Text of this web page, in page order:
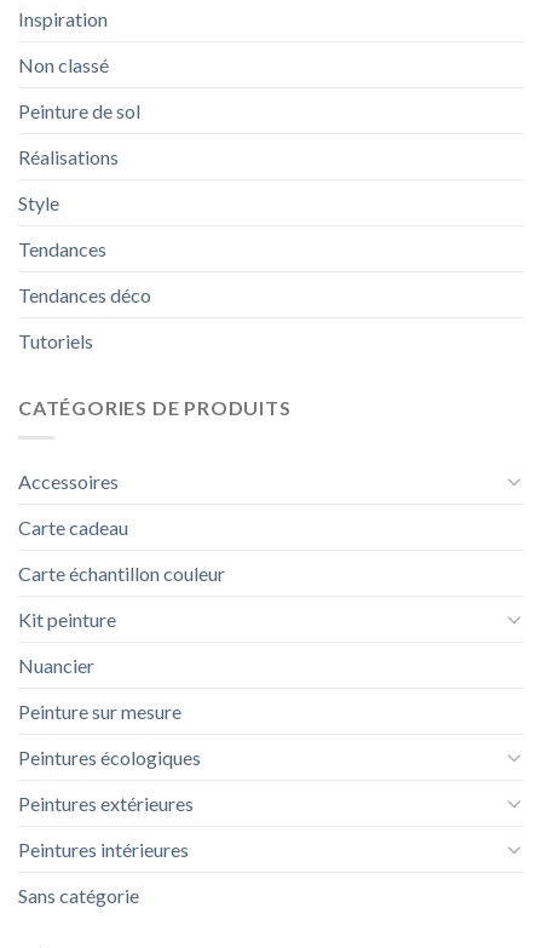
Inspiration
Non classé
Peinture de sol
Réalisations
Style
Tendances
Tendances déco
Tutoriels
CATÉGORIES DE PRODUITS
Accessoires
Carte cadeau
Carte échantillon couleur
Kit peinture
Nuancier
Peinture sur mesure
Peintures écologiques
Peintures extérieures
Peintures intérieures
Sans catégorie